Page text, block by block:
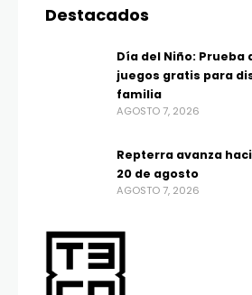
Destacados
Día del Niño: Prueba
juegos gratis para
familia
AGOSTO 7, 2026
Repterra avanza
20 de agosto
AGOSTO 7, 2026